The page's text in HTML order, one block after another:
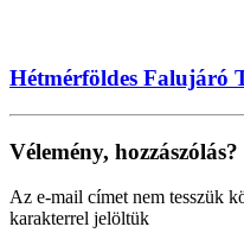
Hétmérföldes Falujáró
Vélemény, hozzászólás?
Az e-mail címet nem tesszük
karakterrel jelöltük